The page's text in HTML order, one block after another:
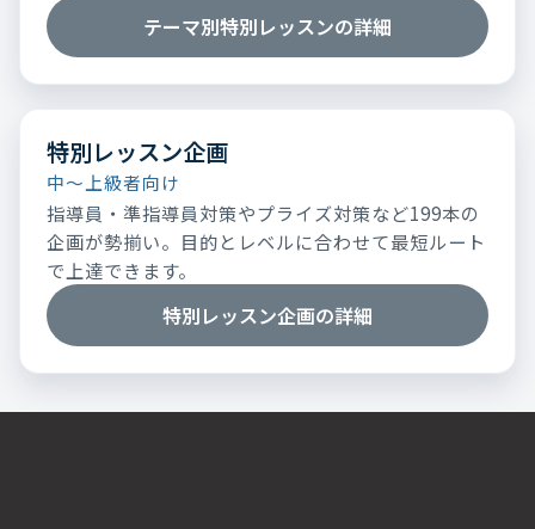
テーマ別特別レッスンの詳細
特別レッスン企画
中～上級者向け
指導員・準指導員対策やプライズ対策など199本の
企画が勢揃い。目的とレベルに合わせて最短ルート
で上達できます。
特別レッスン企画の詳細